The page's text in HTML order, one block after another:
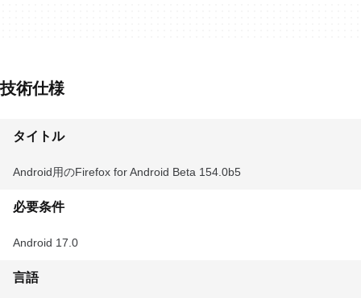
技術仕様
タイトル
Android用のFirefox for Android Beta 154.0b5
必要条件
Android 17.0
言語